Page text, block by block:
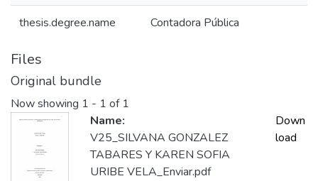
thesis.degree.name Contadora Pública
Files
Original bundle
Now showing 1 - 1 of 1
Name:
V25_SILVANA GONZALEZ
TABARES Y KAREN SOFIA
URIBE VELA_Enviar.pdf
Down
load